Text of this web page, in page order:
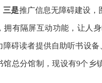
三是推广信息无障碍建设 ，
拥有隔屏互动功能，让人
障碍读者提供自助听书设
馆总分馆制，现设有9个乡